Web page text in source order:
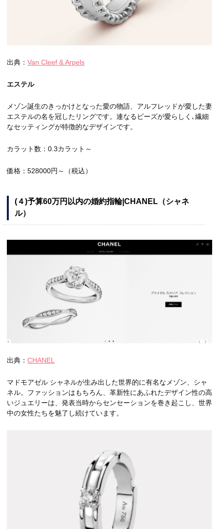
出典： Van Cleef & Arpels
エステル
メゾン誕生のきっかけとなった愛の物語、アルフレッドが愛した妻
エステルの名を冠したリングです。連なるビーズが愛らしく､繊細
なセッティングが特徴的なデザインです。
カラット数：0.3カラット～
価格：528000円～（税込）
(４)予算60万円以内の婚約指輪|CHANEL（シャネ
ル）
出典： CHANEL
マドモアゼル シャネルが生み出した世界的に有名なメゾン、シャ
ネル。ファッションはもちろん、革新性にあふれたデザイン性の高
いジュエリーは、発表当時からセンセーションを巻き起こし、世界
中の女性たちを魅了し続けています。